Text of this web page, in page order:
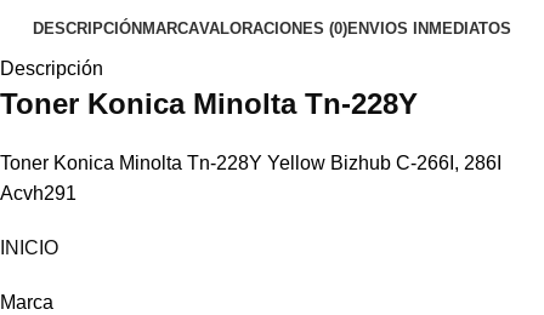
DESCRIPCIÓN MARCAVALORACIONES (0)ENVIOS INMEDIATOS
Descripción
Toner Konica MinoltaTn-228Y
Toner Konica Minolta Tn-228Y Yellow Bizhub C-266I, 286I
Acvh291
INICIO
Marca